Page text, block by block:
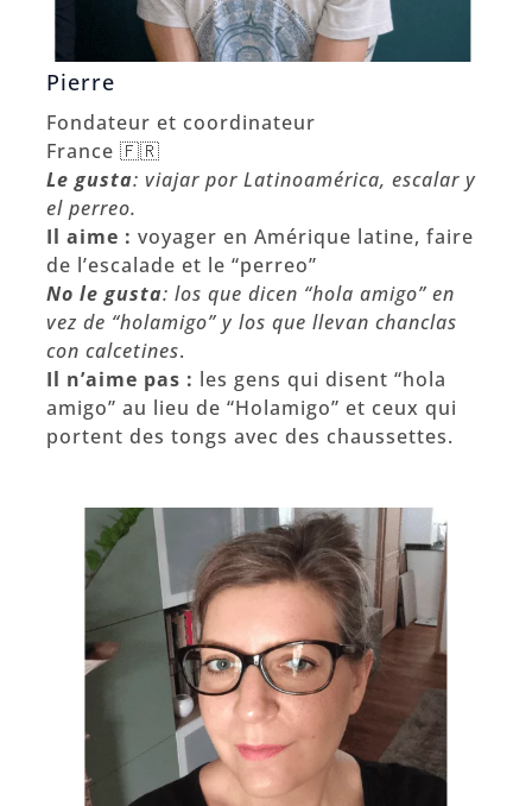
Pierre
Fondateur et coordinateur
France 🇫🇷
Le gusta: viajar por Latinoamérica, escalar y
el perreo.
Il aime : voyager en Amérique latine, faire
de l’escalade et le “perreo”
No le gusta: los que dicen “hola amigo” en
vez de “holamigo” y los que llevan chanclas
con calcetines.
Il n’aime pas : les gens qui disent “hola
amigo” au lieu de “Holamigo” et ceux qui
portent des tongs avec des chaussettes.